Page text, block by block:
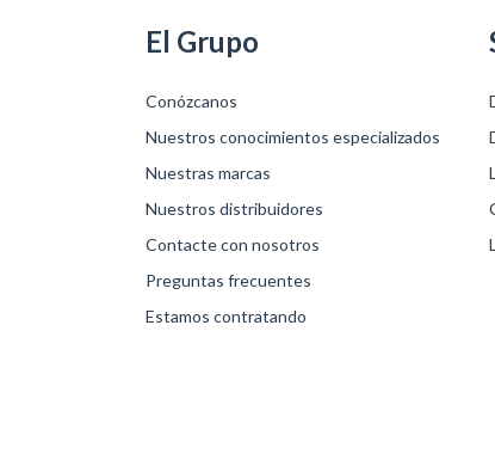
El Grupo
Conózcanos
Nuestros conocimientos especializados
Nuestras marcas
Nuestros distribuidores
Contacte con nosotros
Preguntas frecuentes
Estamos contratando